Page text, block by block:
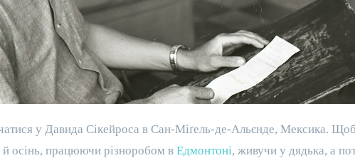
у Давида Сікейроса в Сан-Міґель-де-Альєнде, Мексика. Щоб
й осінь, працюючи різноробом в Едмонтоні, живучи у дядька, а